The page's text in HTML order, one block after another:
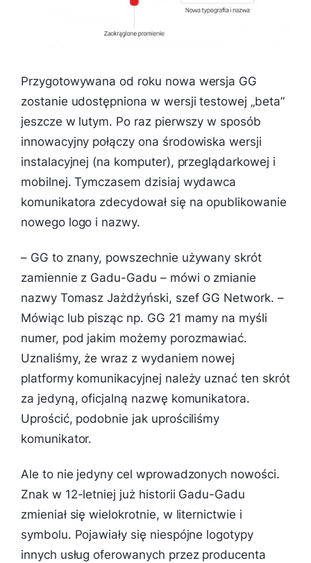
Przygotowywana od roku nowa wersja GG
zostanie udostępniona w wersji testowej „beta”
jeszcze w lutym. Po raz pierwszy w sposób
innowacyjny połączy ona środowiska wersji
instalacyjnej (na komputer), przeglądarkowej i
mobilnej. Tymczasem dzisiaj wydawca
komunikatora zdecydował się na opublikowanie
nowego logo i nazwy.
– GG to znany, powszechnie używany skrót
zamiennie z Gadu-Gadu – mówi o zmianie
nazwy Tomasz Jażdżyński, szef GG Network. –
Mówiąc lub pisząc np. GG 21 mamy na myśli
numer, pod jakim możemy porozmawiać.
Uznaliśmy, że wraz z wydaniem nowej
platformy komunikacyjnej należy uznać ten skrót
za jedyną, oficjalną nazwę komunikatora.
Uprościć, podobnie jak uprościliśmy
komunikator.
Ale to nie jedyny cel wprowadzonych nowości.
Znak w 12-letniej już historii Gadu-Gadu
zmieniał się wielokrotnie, w liternictwie i
symbolu. Pojawiały się niespójne logotypy
innych usług oferowanych przez producenta